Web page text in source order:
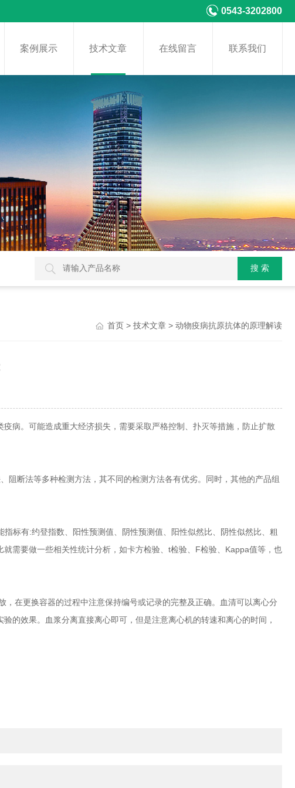
0543-3202800
案例展示 技术文章 在线留言 联系我们
首页 > 技术文章 > 动物疫病抗原抗体的原理解读
。可能造成重大经济损失，需要采取严格控制、扑灭等措施，防止扩散
断法等多种检测方法，其不同的检测方法各有优劣。同时，其他的产品组
有:约登指数、阳性预测值、阴性预测值、阳性似然比、阴性似然比、粗
需要做一些相关性统计分析，如卡方检验、t检验、F检验、Kappa值等，也
在更换容器的过程中注意保持编号或记录的完整及正确。血清可以离心分
的效果。血浆分离直接离心即可，但是注意离心机的转速和离心的时间，